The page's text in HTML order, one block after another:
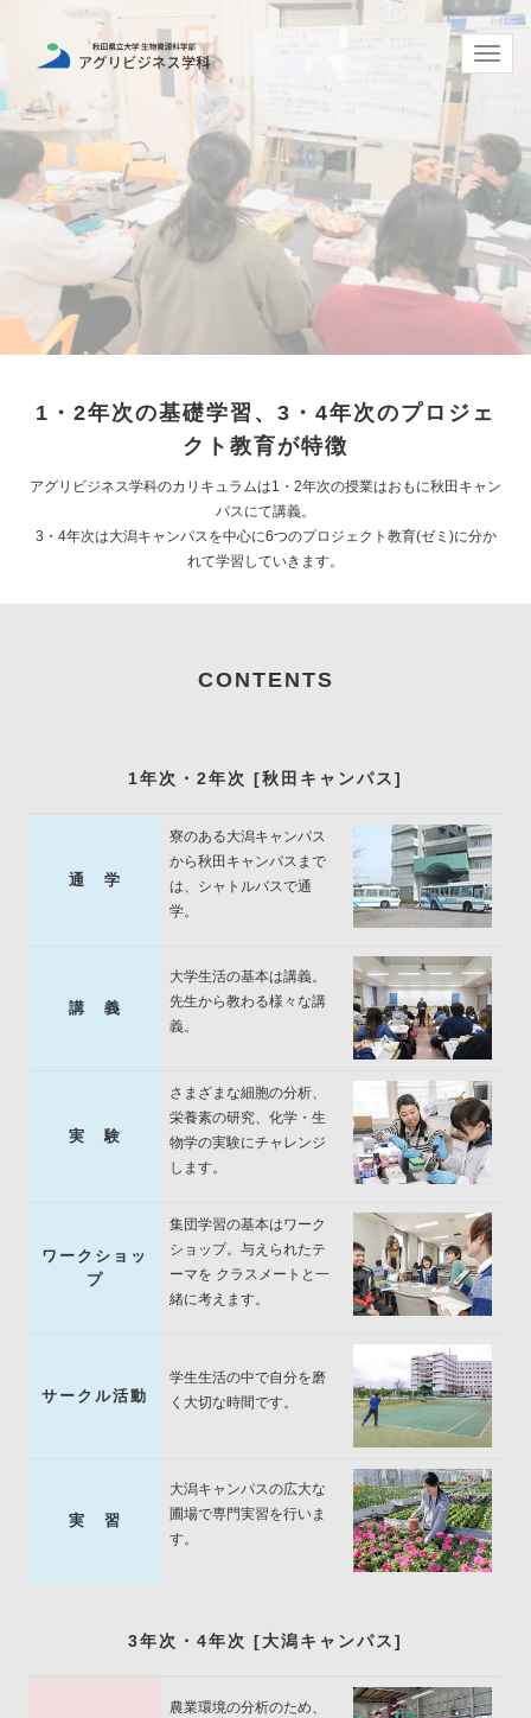
Toggle
学生生活・サークル
1・2年次の基礎学習、3・4年次のプロジェ
クト教育が特徴
アグリビジネス学科のカリキュラムは1・2年次の授業はおもに秋田キャン
パスにて講義。
3・4年次は大潟キャンパスを中心に6つのプロジェクト教育(ゼミ)に分か
れて学習していきます。
CONTENTS
1年次・2年次 [秋田キャンパス]
通 学
寮のある大潟キャンパス
から秋田キャンパスまで
は、シャトルバスで通
学。
講 義
大学生活の基本は講義。
先生から教わる様々な講
義。
実 験
さまざまな細胞の分析、
栄養素の研究、化学・生
物学の実験にチャレンジ
します。
ワークショッ
プ
集団学習の基本はワーク
ショップ。与えられたテ
ーマを クラスメートと一
緒に考えます。
サークル活動
学生生活の中で自分を磨
く大切な時間です。
実 習
大潟キャンパスの広大な
圃場で専門実習を行いま
す。
3年次・4年次 [大潟キャンパス]
農業環境の分析のため、